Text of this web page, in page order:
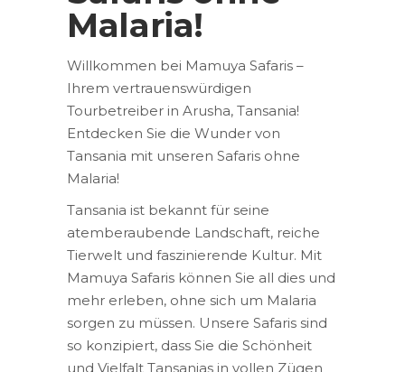
Malaria!
Willkommen bei Mamuya Safaris –
Ihrem vertrauenswürdigen
Tourbetreiber in Arusha, Tansania!
Entdecken Sie die Wunder von
Tansania mit unseren Safaris ohne
Malaria!
Tansania ist bekannt für seine
atemberaubende Landschaft, reiche
Tierwelt und faszinierende Kultur. Mit
Mamuya Safaris können Sie all dies und
mehr erleben, ohne sich um Malaria
sorgen zu müssen. Unsere Safaris sind
so konzipiert, dass Sie die Schönheit
und Vielfalt Tansanias in vollen Zügen